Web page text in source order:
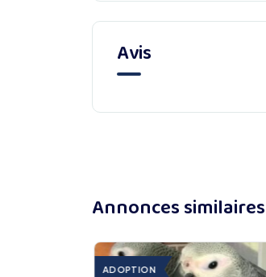
Avis
Annonces similaires
ADOPTION